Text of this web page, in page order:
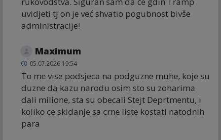
uvidjeti tj on je već shvatio pogubnost bivše
administracije!
Maximum
05.07.2026 19:54
To me vise podsjeca na podguzne muhe, koje su
duzne da kazu narodu osim sto su zoharima
dali milione, sta su obecali Stejt Deprtmentu, i
koliko ce skidanje sa crne liste kostati natodnih
para